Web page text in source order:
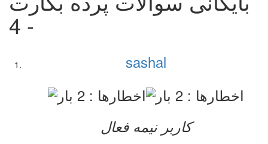
- 4
sashal
کاربر نيمه فعال